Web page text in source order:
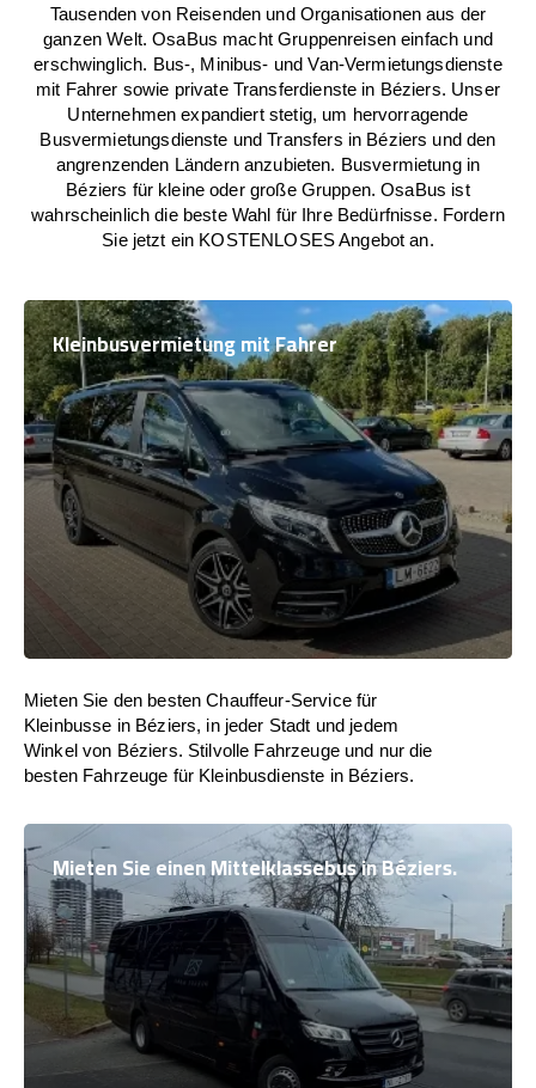
Tausenden von Reisenden und Organisationen aus der
ganzen Welt. OsaBus macht Gruppenreisen einfach und
erschwinglich. Bus-, Minibus- und Van-Vermietungsdienste
mit Fahrer sowie private Transferdienste in Béziers. Unser
Unternehmen expandiert stetig, um hervorragende
Busvermietungsdienste und Transfers in Béziers und den
angrenzenden Ländern anzubieten. Busvermietung in
Béziers für kleine oder große Gruppen. OsaBus ist
wahrscheinlich die beste Wahl für Ihre Bedürfnisse. Fordern
Sie jetzt ein KOSTENLOSES Angebot an.
Kleinbusvermietung mit Fahrer
Mieten Sie den besten Chauffeur-Service für
Kleinbusse in Béziers, in jeder Stadt und jedem
Winkel von Béziers. Stilvolle Fahrzeuge und nur die
besten Fahrzeuge für Kleinbusdienste in Béziers.
Mieten Sie einen Mittelklassebus in Béziers.